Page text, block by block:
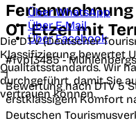
Über WhatsApp
Über E-Mail
Über Facebook
OT Etzel mit
#fvp13485 -
|
Bewertung nach DTV 5
erstklassigem Komfort
Deutschen
Die DTV (Deutscher
Klassifizierung bewertet
Qualitätsstandards. Wir
durchgeführt, damit Sie
vertrauen können.